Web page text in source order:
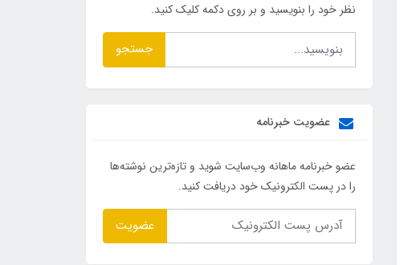
نظر خود را بنویسید و بر روی دکمه کلیک کنید.
جستجو
عضویت خبرنامه
عضو خبرنامه ماهانه وب‌سایت شوید و تازه‌ترین نوشته‌ها
را در پست الکترونیک خود دریافت کنید.
عضویت